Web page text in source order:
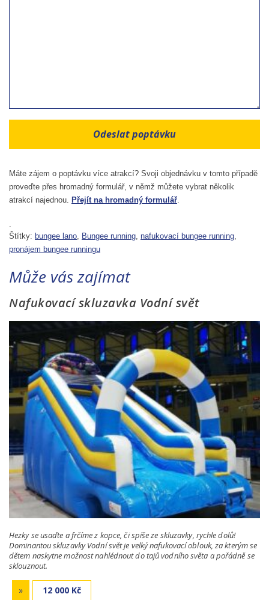
Máte zájem o poptávku více atrakcí? Svoji objednávku v tomto případě
proveďte přes hromadný formulář, v němž můžete vybrat několik
atrakcí najednou. Přejít na hromadný formulář
Štítky: bungee lano Bungee running nafukovací bungee running
pronájem bungee runningu
Může vás zajímat
Nafukovací skluzavka Vodní svět
Hezky se usaďte a frčíme z kopce, či spíše ze skluzavky, rychle dolů!
Dominantou skluzavky Vodní svět je velký nafukovací oblouk, za kterým se
dětem naskytne možnost nahlédnout do tajů vodního světa a pořádně se
sklouznout.
» 12 000 Kč